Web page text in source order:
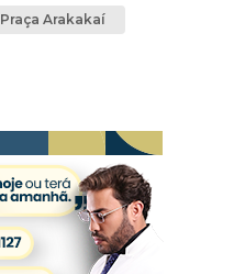
Praça Arakakaí